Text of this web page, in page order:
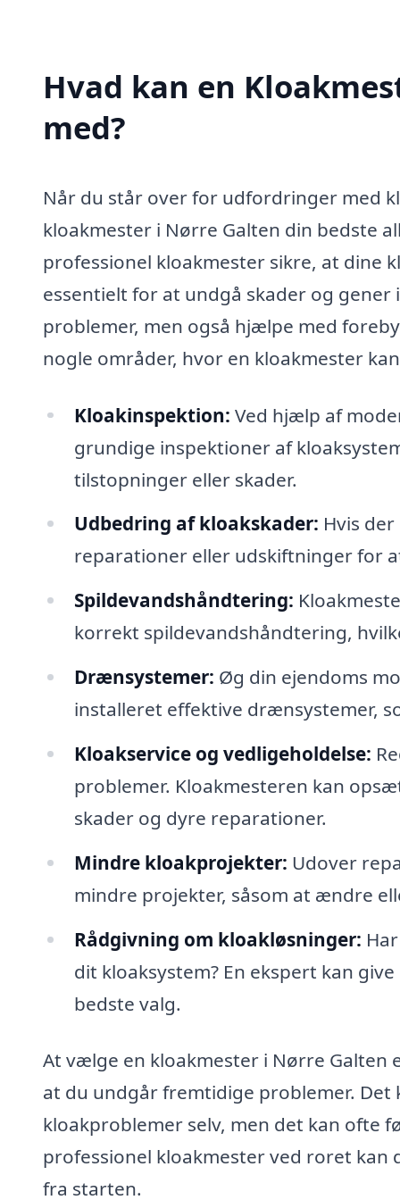
Hvad kan en
med?
Når du står over for udfordringer med
kloakmester i Nørre Galten din bedste
professionel kloakmester sikre, at dine
essentielt for at undgå skader og
problemer, men også hjælpe med
nogle områder, hvor en kloakmester
Kloakinspektion: Ved hjælp af
grundige inspektioner af
tilstopninger eller skader.
Udbedring af kloakskader: Hvis
reparationer eller udskiftninger for
Spildevandshåndtering:
korrekt spildevandshåndtering,
Drænsystemer: Øg din ejendoms
installeret effektive drænsystemer,
Kloakservice og vedligeholdelse:
problemer. Kloakmesteren kan
skader og dyre reparationer.
Mindre kloakprojekter: Udover
mindre projekter, såsom at ændre
Rådgivning om kloakløsninger:
dit kloaksystem? En ekspert kan
bedste valg.
At vælge en kloakmester i Nørre Galten
at du undgår fremtidige problemer.
kloakproblemer selv, men det kan ofte
professionel kloakmester ved roret
fra starten.